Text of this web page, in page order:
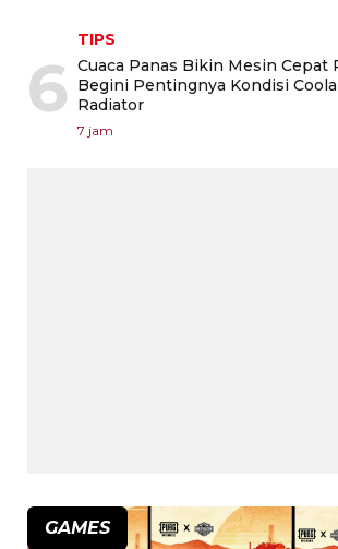
6
TIPS
Cuaca Panas Bikin Mesin Cepat
Begini Pentingnya Kondisi
Radiator
7 jam
GAMES